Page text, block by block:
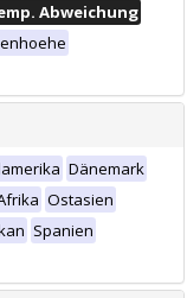
Abweichung
Dänemark
Ostasien
Spanien